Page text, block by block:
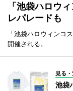
「池袋ハロウ
レパレードも
「池袋ハロウィンコ
開催される。
見る
池袋